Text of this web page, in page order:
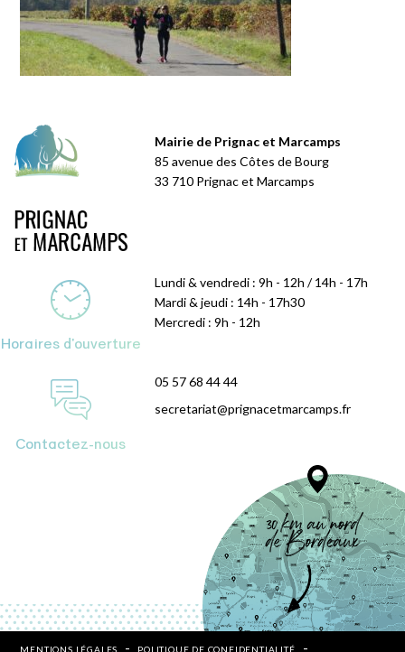
Mairie de Prignac et Marcamps
85 avenue des Côtes de Bourg
33 710 Prignac et Marcamps
Horaires d'ouverture
Lundi & vendredi : 9h - 12h / 14h - 17h
Mardi & jeudi : 14h - 17h30
Mercredi : 9h - 12h
Contactez-nous
05 57 68 44 44
secretariat@prignacetmarcamps.fr
MENTIONS LÉGALES POLITIQUE DE CONFIDENTIALITÉ